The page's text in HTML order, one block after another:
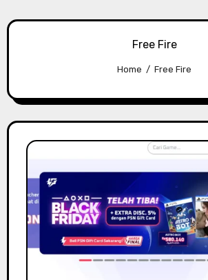
Free Fire
Home Free Fire